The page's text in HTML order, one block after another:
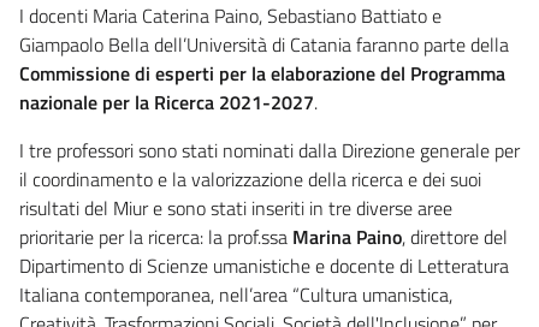
I docenti Maria Caterina Paino, Sebastiano Battiato e
Giampaolo Bella dell’Università di Catania faranno parte della
Commissione di esperti per la elaborazione del Programma
nazionale per la Ricerca 2021-2027.
I tre professori sono stati nominati dalla Direzione generale per
il coordinamento e la valorizzazione della ricerca e dei suoi
risultati del Miur e sono stati inseriti in tre diverse aree
prioritarie per la ricerca: la prof.ssa Marina Paino, direttore del
Dipartimento di Scienze umanistiche e docente di Letteratura
Italiana contemporanea, nell’area “Cultura umanistica,